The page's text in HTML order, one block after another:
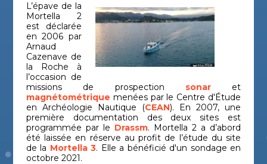
L’épave de la
Mortella 2
est déclarée
en 2006 par
Arnaud
Cazenave de
la Roche à
l’occasion de
missions de prospection sonaret
magnétométrique menées par le Centre d'Étude
en Archéologie Nautique (CEAN). En 2007, une
première documentation des deux sites est
programmée par le Drassm. Mortella 2 a d’abord
été laissée en réserve au profit de l’étude du site
de la Mortella 3. Elle a bénéficié d'un sondage en
octobre 2021.